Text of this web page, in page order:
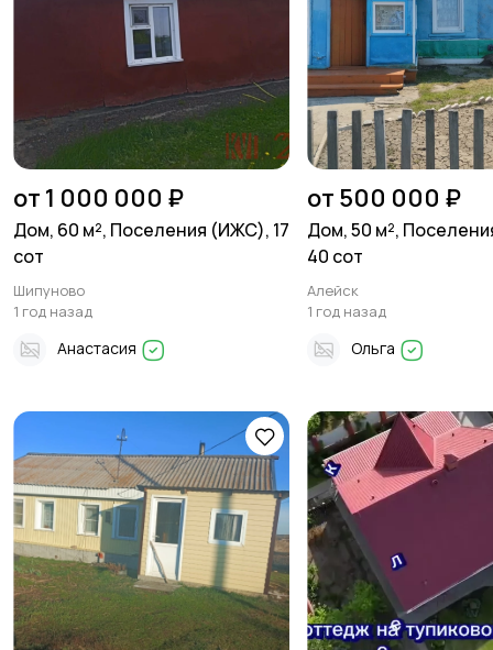
от 1 000 000 ₽
Дом, 60 м², Поселения (ИЖС), 17
сот
Шипуново
1 год назад
Анастасия
от 500 000 ₽
Дом, 50 м²,
40 сот
Алейск
1 год назад
Ольга